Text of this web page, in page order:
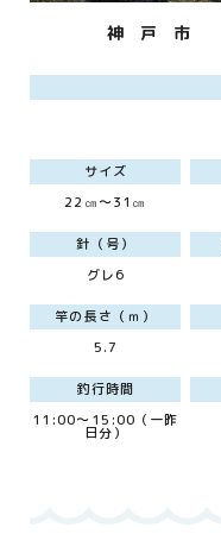
神 戸 市
サイズ
22㎝～31㎝
針（号）
グレ6
竿の長さ（ｍ）
5.7
釣行時間
11:00～15:00（一昨
日分）